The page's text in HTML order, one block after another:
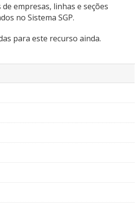
empresas, linhas e seções
no Sistema SGP.
para este recurso ainda.